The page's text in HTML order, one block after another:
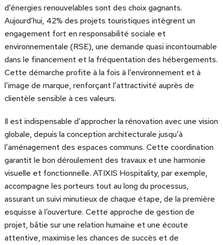
d’énergies renouvelables sont des choix gagnants.
Aujourd’hui, 42% des projets touristiques intègrent un
engagement fort en responsabilité sociale et
environnementale (RSE), une demande quasi incontournable
dans le financement et la fréquentation des hébergements.
Cette démarche profite à la fois à l’environnement et à
l’image de marque, renforçant l’attractivité auprès de
clientèle sensible à ces valeurs.
Il est indispensable d’approcher la rénovation avec une vision
globale, depuis la conception architecturale jusqu’à
l’aménagement des espaces communs. Cette coordination
garantit le bon déroulement des travaux et une harmonie
visuelle et fonctionnelle. ATIXIS Hospitality, par exemple,
accompagne les porteurs tout au long du processus,
assurant un suivi minutieux de chaque étape, de la première
esquisse à l’ouverture. Cette approche de gestion de
projet, bâtie sur une relation humaine et une écoute
attentive, maximise les chances de succès et de